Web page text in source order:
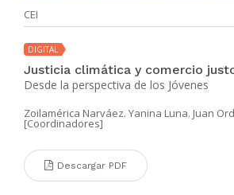
CEI
DIGITAL
Justicia climática y comercio
Desde la perspectiva de los Jóvenes
Zoilamérica Narváez. Yanina Luna. Juan
[Coordinadores]
Descargar PDF